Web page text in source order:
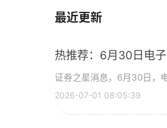
最近更新
热推荐：6月30日电
证券之星消息，6月30日，
2026-07-01 08:05:39